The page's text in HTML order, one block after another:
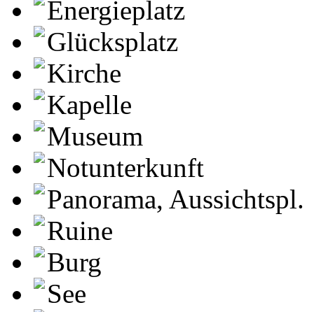
Energieplatz
Glücksplatz
Kirche
Kapelle
Museum
Notunterkunft
Panorama, Aussichtspl.
Ruine
Burg
See